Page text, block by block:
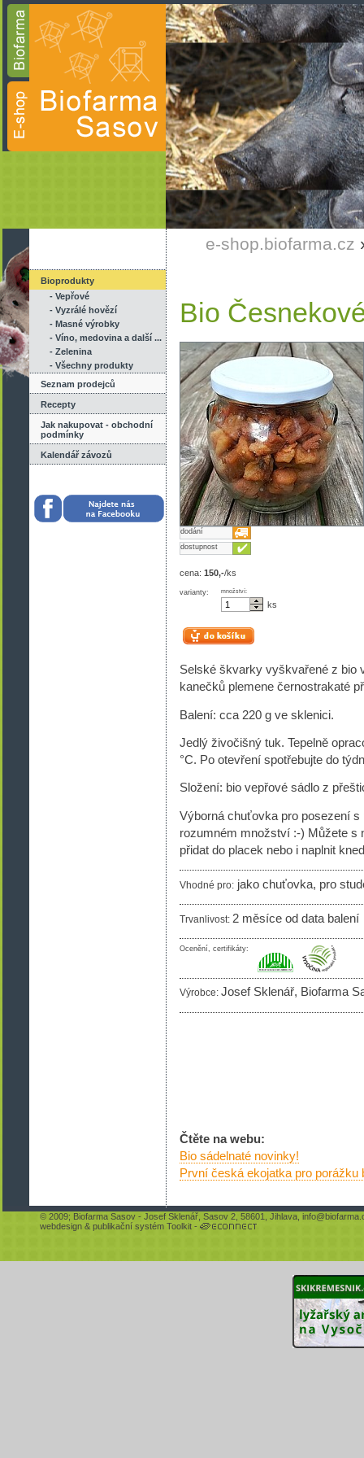
Bioprodukty
- Vepřové
- Vyzrálé hovězí
- Masné výrobky
- Víno, medovina a další ...
- Zelenina
- Všechny produkty
Seznam prodejců
Recepty
Jak nakupovat - obchodní
podmínky
Kalendář závozů
e-shop.biofarma.cz
Bio
dodání
dostupnost
cena: 150,-/ks
varianty: množství:
ks
Selské škvarky vyškvařené z bio
kanečků plemene černostrakaté
Balení: cca 220 g ve sklenici.
Jedlý živočišný tuk. Tepelně
°C. Po otevření spotřebujte do
Složení: bio vepřové sádlo z
Výborná chuťovka pro posezení s
rozumném množství :-) Můžete s
přidat do placek nebo i naplnit
Vhodné pro: jako chuťovka, pro
Trvanlivost: 2 měsíce od data balení
Ocenění, certifikáty:
Výrobce: Josef Sklenář, Biofarma
Čtěte na webu:
Bio sádelnaté novinky!
První česká ekojatka pro porážku
© 2009; Biofarma Sasov - Josef Sklenář, Sasov 2, 58601, Jihlava,
webdesign & publikační systém Toolkit -